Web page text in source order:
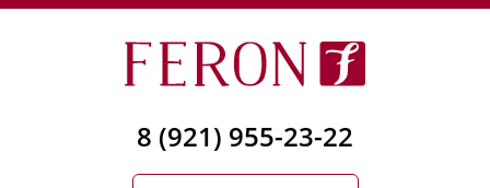
8 (921) 955-23-22